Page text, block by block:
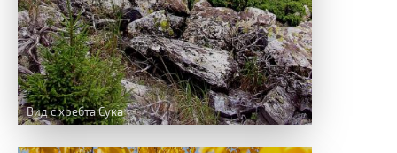
Вид с хребта Сука